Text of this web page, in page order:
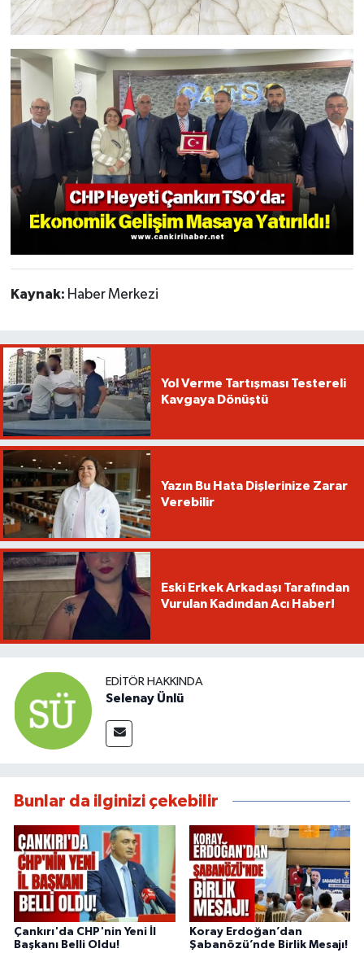
Kaynak: Haber Merkezi
Yol Verme Tartışması Testereli
Kavgaya Dönüştü
Yazın Bu Hata Dişlerinize Zarar
Verebilir
Eski Erkek Arkadaşı Tarafından
Vurulan Kadından Acı Haber!
EDITÖR HAKKINDA
Selenay Ünlü
Bunlar da ilginizi çekebilir
Çankırı'da CHP'nin Yeni İl
Başkanı Belli Oldu!
Koray Erdoğan’dan
Şabanözü’nde Birlik Mesajı!